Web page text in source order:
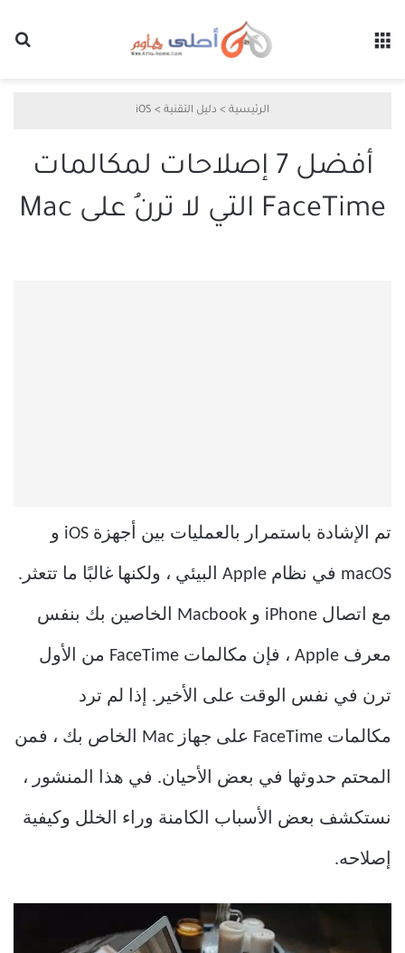
الرئيسية > دليل التقنية >
iOS
أفضل 7 إصلاحات لمكالمات
FaceTime التي لا ترنُ على Mac
تم الإشادة باستمرار بالعمليات بين أجهزة iOS و
macOS في نظام Apple البيئي ، ولكنها غالبًا ما تتعثر.
مع اتصال iPhone و Macbook الخاصين بك بنفس
معرف Apple ، فإن مكالمات FaceTime من الأول
ترن في نفس الوقت على الأخير. إذا لم ترد
مكالمات FaceTime على جهاز Mac الخاص بك ، فمن
المحتم حدوثها في بعض الأحيان. في هذا المنشور ،
نستكشف بعض الأسباب الكامنة وراء الخلل وكيفية
إصلاحه.